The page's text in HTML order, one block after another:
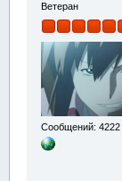
Ветеран
Сообщений: 4222